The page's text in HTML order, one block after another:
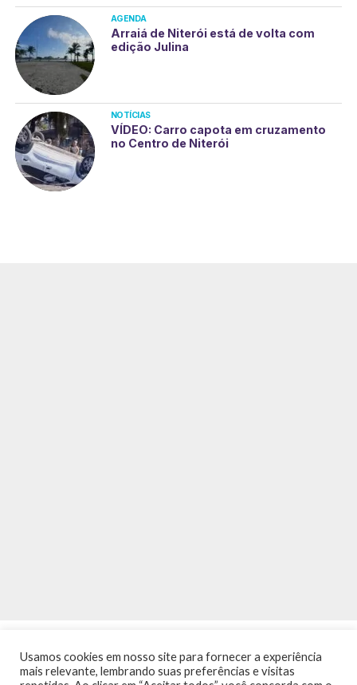
AGENDA
Arraiá de Niterói está de volta com
edição Julina
NOTÍCIAS
VÍDEO: Carro capota em cruzamento
no Centro de Niterói
Usamos cookies em nosso site para fornecer a experiência
mais relevante, lembrando suas preferências e visitas